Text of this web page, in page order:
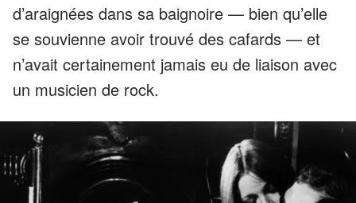
d’araignées dans sa baignoire — bien qu’elle
se souvienne avoir trouvé des cafards — et
n’avait certainement jamais eu de liaison avec
un musicien de rock.